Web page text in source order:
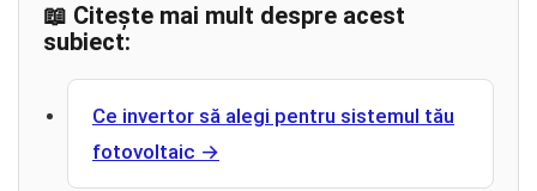
📖 Citește mai mult despre acest
subiect:
Ce invertor să alegi pentru sistemul tău
fotovoltaic →